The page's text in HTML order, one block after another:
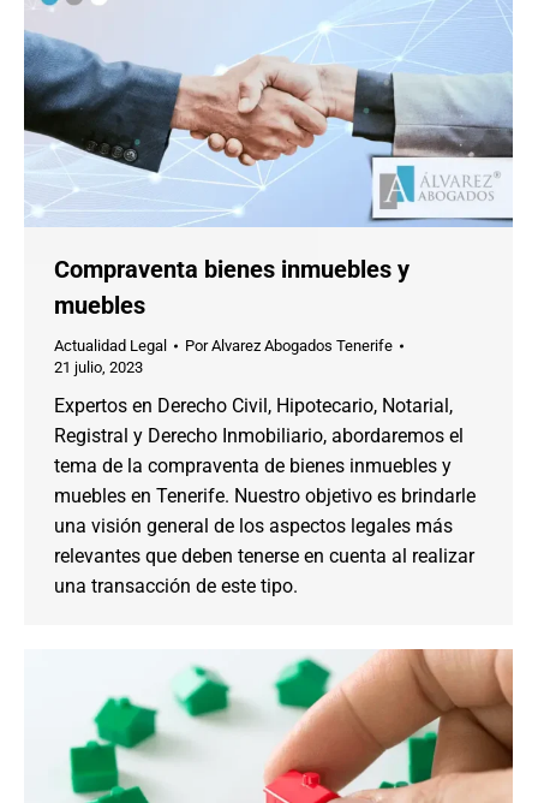
Compraventa bienes inmuebles y
muebles
Actualidad Legal PorAlvarez Abogados Tenerife
21 julio, 2023
Expertos en Derecho Civil, Hipotecario, Notarial,
Registral y Derecho Inmobiliario, abordaremos el
tema de la compraventa de bienes inmuebles y
muebles en Tenerife. Nuestro objetivo es brindarle
una visión general de los aspectos legales más
relevantes que deben tenerse en cuenta al realizar
una transacción de este tipo.